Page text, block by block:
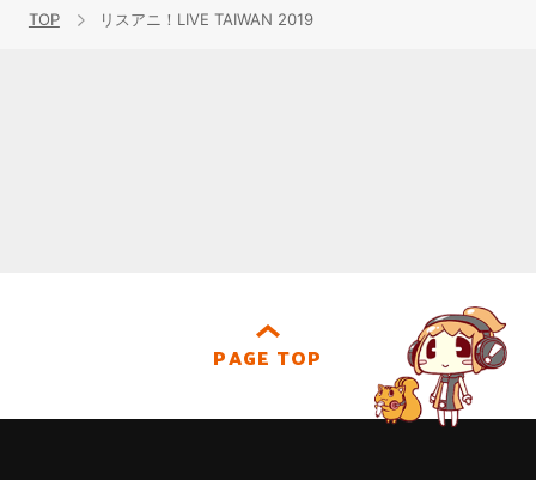
TOP リスアニ！LIVE TAIWAN 2019
PAGE TOP